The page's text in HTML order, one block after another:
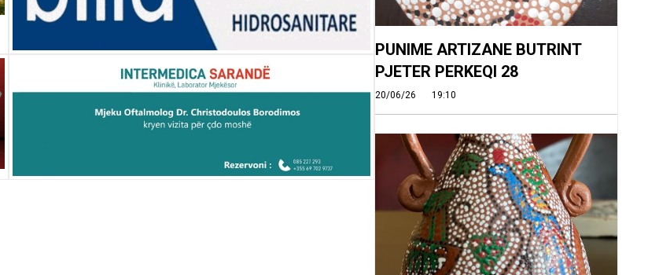
PUNIME ARTIZANE BUTRINT
PJETER PERKEQI 28
20/06/26 19:10